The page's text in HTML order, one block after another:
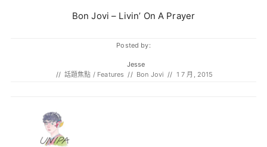
Bon Jovi – Livin’ On A Prayer
Posted by:
Jesse
// 話題焦點 / Features // Bon Jovi // 1 7 月, 2015